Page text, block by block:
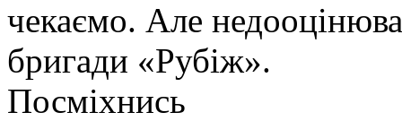
чекаємо. Але
бригади «Рубіж».
Посміхнись